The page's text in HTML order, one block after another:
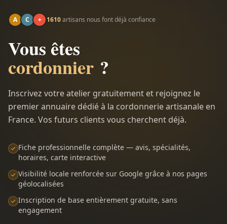
A C + 1610artisans nous font déjà confiance
Vous êtes
cordonnier ?
Inscrivez votre atelier gratuitement et rejoignez le
premier annuaire dédié à la cordonnerie artisanale en
France. Vos futurs clients vous cherchent déjà.
Fiche professionnelle complète — avis, spécialités,
horaires, carte interactive
Visibilité locale renforcée sur Google grâce à nos pages
géolocalisées
Inscription de base entièrement gratuite, sans
engagement